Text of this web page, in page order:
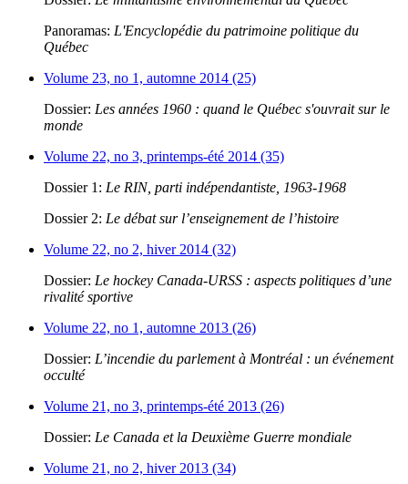
Panoramas: L'Encyclopédie du patrimoine politique du
Québec
Volume 23, no 1, automne 2014 (25)
Dossier: Les années 1960 : quand le Québec s'ouvrait sur le
monde
Volume 22, no 3, printemps-été 2014 (35)
Dossier 1: Le RIN, parti indépendantiste, 1963-1968
Dossier 2: Le débat sur l’enseignement de l’histoire
Volume 22, no 2, hiver 2014 (32)
Dossier: Le hockey Canada-URSS : aspects politiques d’une
rivalité sportive
Volume 22, no 1, automne 2013 (26)
Dossier: L’incendie du parlement à Montréal : un événement
occulté
Volume 21, no 3, printemps-été 2013 (26)
Dossier: Le Canada et la Deuxième Guerre mondiale
Volume 21, no 2, hiver 2013 (34)